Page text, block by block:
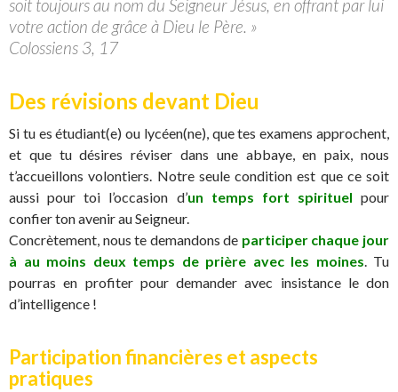
soit toujours au nom du Seigneur Jésus, en offrant par lui
votre action de grâce à Dieu le Père. »
Colossiens 3, 17
Des révisions devant Dieu
Si tu es étudiant(e) ou lycéen(ne), que tes examens approchent,
et que tu désires réviser dans une abbaye, en paix, nous
t’accueillons volontiers. Notre seule condition est que ce soit
aussi pour toi l’occasion d’un temps fort spirituel pour
confier ton avenir au Seigneur.
Concrètement, nous te demandons de participer chaque jour
à au moins deux temps de prière avec les moines. Tu
pourras en profiter pour demander avec insistance le don
d’intelligence !
Participation financières et aspects
pratiques